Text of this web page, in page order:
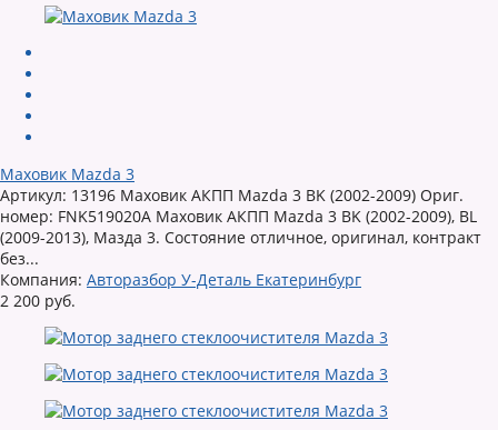
Маховик Mazda 3
Артикул: 13196 Маховик АКПП Mazda 3 BK (2002-2009) Ориг.
номер: FNK519020A Маховик АКПП Mazda 3 BK (2002-2009), BL
(2009-2013), Мазда 3. Состояние отличное, оригинал, контракт
без...
Компания: Авторазбор У-Деталь Екатеринбург
2 200 руб.